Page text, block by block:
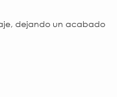
dejando un acabado